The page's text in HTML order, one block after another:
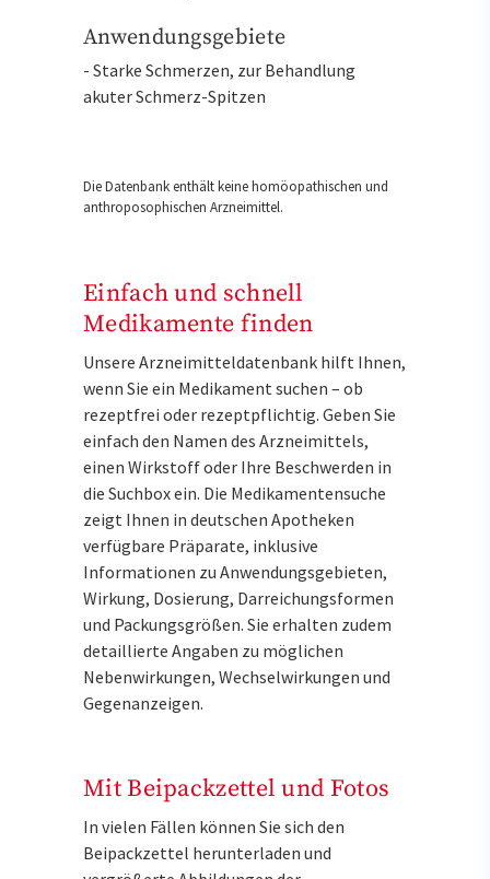
Anwendungsgebiete
- Starke Schmerzen, zur Behandlung
akuter Schmerz-Spitzen
Die Datenbank enthält keine homöopathischen und
anthroposophischen Arzneimittel.
Einfach und schnell
Medikamente finden
Unsere Arzneimitteldatenbank hilft Ihnen,
wenn Sie ein Medikament suchen – ob
rezeptfrei oder rezeptpflichtig. Geben Sie
einfach den Namen des Arzneimittels,
einen Wirkstoff oder Ihre Beschwerden in
die Suchbox ein. Die Medikamentensuche
zeigt Ihnen in deutschen Apotheken
verfügbare Präparate, inklusive
Informationen zu Anwendungsgebieten,
Wirkung, Dosierung, Darreichungsformen
und Packungsgrößen. Sie erhalten zudem
detaillierte Angaben zu möglichen
Nebenwirkungen, Wechselwirkungen und
Gegenanzeigen.
Mit Beipackzettel und Fotos
In vielen Fällen können Sie sich den
Beipackzettel herunterladen und